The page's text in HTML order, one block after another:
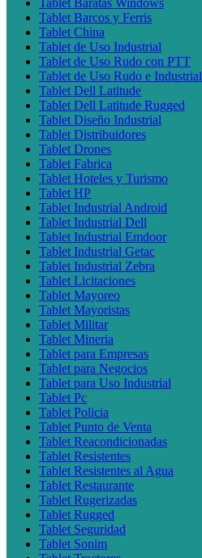
Tablet Baratas Windows
Tablet Barcos y Ferris
Tablet China
Tablet de Uso Industrial
Tablet de Uso Rudo con PTT
Tablet de Uso Rudo e Industrial
Tablet Dell Latitude
Tablet Dell Latitude Rugged
Tablet Diseño Industrial
Tablet Distribuidores
Tablet Drones
Tablet Fabrica
Tablet Hoteles y Turismo
Tablet HP
Tablet Industrial Android
Tablet Industrial Dell
Tablet Industrial Emdoor
Tablet Industrial Getac
Tablet Industrial Zebra
Tablet Licitaciones
Tablet Mayoreo
Tablet Mayoristas
Tablet Militar
Tablet Mineria
Tablet para Empresas
Tablet para Negocios
Tablet para Uso Industrial
Tablet Pc
Tablet Policia
Tablet Punto de Venta
Tablet Reacondicionadas
Tablet Resistentes
Tablet Resistentes al Agua
Tablet Restaurante
Tablet Rugerizadas
Tablet Rugged
Tablet Seguridad
Tablet Sonim